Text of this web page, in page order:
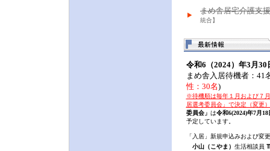
まめ舎居宅介護支
統合】
令和6（2024）年3月30
まめ舎入居待機者：41
性：30名)
※待機順は毎年１月および７月
居選考委員会」で決定（変更
委員会」 は令和6(2024)年7月
予定しています。
「入居」新規申込みおよび変
小山（こやま） 生活相談員